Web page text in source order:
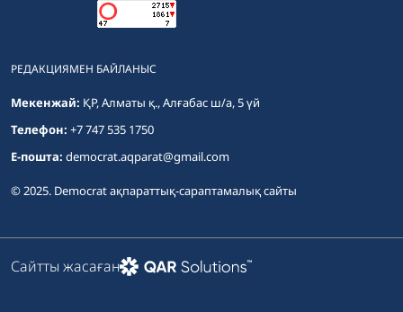
РЕДАКЦИЯМЕН БАЙЛАНЫС
Мекенжай: ҚР, Алматы қ., Алғабас ш/а, 5 үй
Телефон: +7 747 535 1750
E-пошта: democrat.aqparat@gmail.com
© 2025. Democrat ақпараттық-сараптамалық сайты
Сайтты жасаған